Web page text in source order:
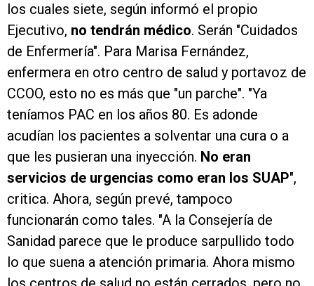
los cuales siete, según informó el propio
Ejecutivo, no tendrán médico. Serán "Cuidados
de Enfermería". Para Marisa Fernández,
enfermera en otro centro de salud y portavoz de
CCOO, esto no es más que "un parche". "Ya
teníamos PAC en los años 80. Es adonde
acudían los pacientes a solventar una cura o a
que les pusieran una inyección. No eran
servicios de urgencias como eran los SUAP",
critica. Ahora, según prevé, tampoco
funcionarán como tales. "A la Consejería de
Sanidad parece que le produce sarpullido todo
lo que suena a atención primaria. Ahora mismo